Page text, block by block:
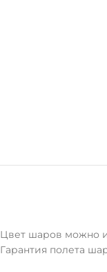
Цвет шаров можно
Гарантия полета